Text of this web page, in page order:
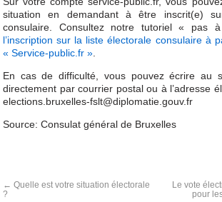
situation en demandant à être inscrit(e)
consulaire. Consultez notre tutoriel « pas
l’inscription sur la liste électorale consulaire à
« Service-public.fr »
En cas de difficulté, vous pouvez écrire au
directement par courrier postal ou à l’adresse
elections.bruxelles-fslt@diplomatie.gouv.fr
Source: Consulat général de Bruxelles
Quelle est votre situation électorale
?
Le vote
pour